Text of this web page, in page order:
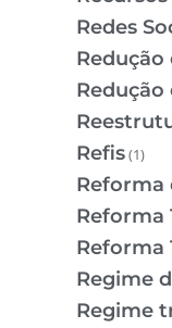
Redes
Redução
Redução
Refis(1)
Reforma
Reforma
Reforma
Regime
Regime